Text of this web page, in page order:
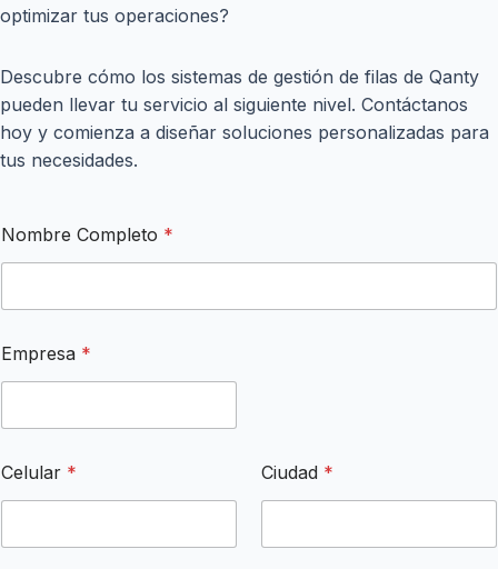
optimizar tus operaciones?
Descubre cómo los sistemas de gestión de filas de Qanty
pueden llevar tu servicio al siguiente nivel. Contáctanos
hoy y comienza a diseñar soluciones personalizadas para
tus necesidades.
Nombre Completo *
Empresa *
Celular * Ciudad *